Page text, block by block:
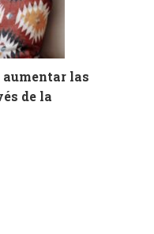
aumentar las
de la